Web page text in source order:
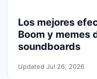
Los mejores
Boom y memes
soundboards
Updated Jul 26, 2026